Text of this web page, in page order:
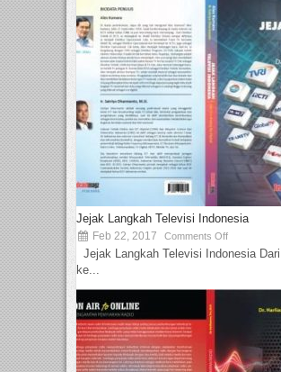
Jejak Langkah Televisi Indonesia
Feb 22, 2017 Comments Off
Jejak Langkah Televisi Indonesia Dari
ke...